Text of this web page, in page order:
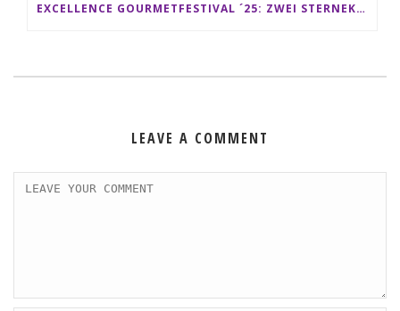
EXCELLENCE GOURMETFESTIVAL ´25: ZWEI STERNEKÖCHE ANTONIO GUIDA & DARIO MORESCO VERWÖHNEN IHRE GÄSTE AUF EINER LUXERIÖSEN SCHIFFSREISE
LEAVE A COMMENT